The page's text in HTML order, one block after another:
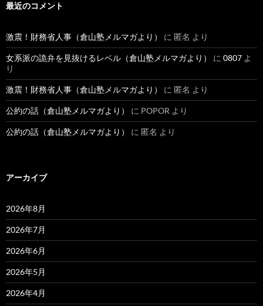
最近のコメント
激震！財務省人事（倉山塾メルマガより） に 匿名 より
女系派の詭弁を見抜けるレベル（倉山塾メルマガより） に 0807 よ
り
激震！財務省人事（倉山塾メルマガより） に 匿名 より
公約の話（倉山塾メルマガより） に POPOR より
公約の話（倉山塾メルマガより） に 匿名 より
アーカイブ
2026年8月
2026年7月
2026年6月
2026年5月
2026年4月